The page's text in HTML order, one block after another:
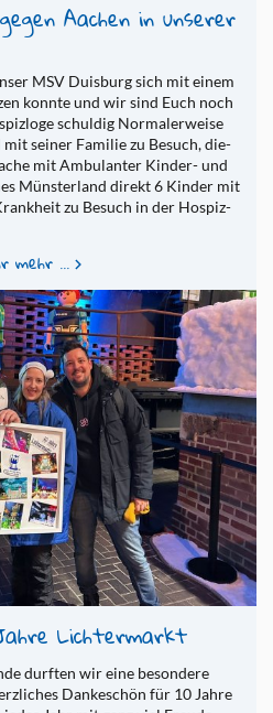
Aa­chen in un­se­rer
MSV Duis­burg sich mit einem
konn­te und wir sind Euch noch
schul­dig Nor­ma­ler­wei­se
sei­ner Fa­mi­lie zu Be­such, die­
mit Am­bu­lan­ter Kin­der- und
Müns­ter­land di­rekt 6 Kin­der mit
zu Be­such in der Ho­spiz­
mehr ...
Lich­ter­markt
durf­ten wir eine be­son­de­re
Dan­ke­schön für 10 Jahre